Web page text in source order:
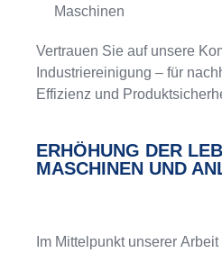
Maschinen
Vertrauen Sie auf unsere
Industriereinigung – für
Effizienz und
ERHÖHUNG DER
MASCHINEN UND
Im Mittelpunkt unserer